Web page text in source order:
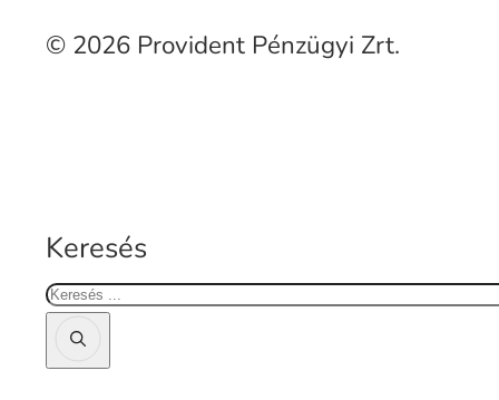
© 2026 Provident Pénzügyi Zrt.
Keresés